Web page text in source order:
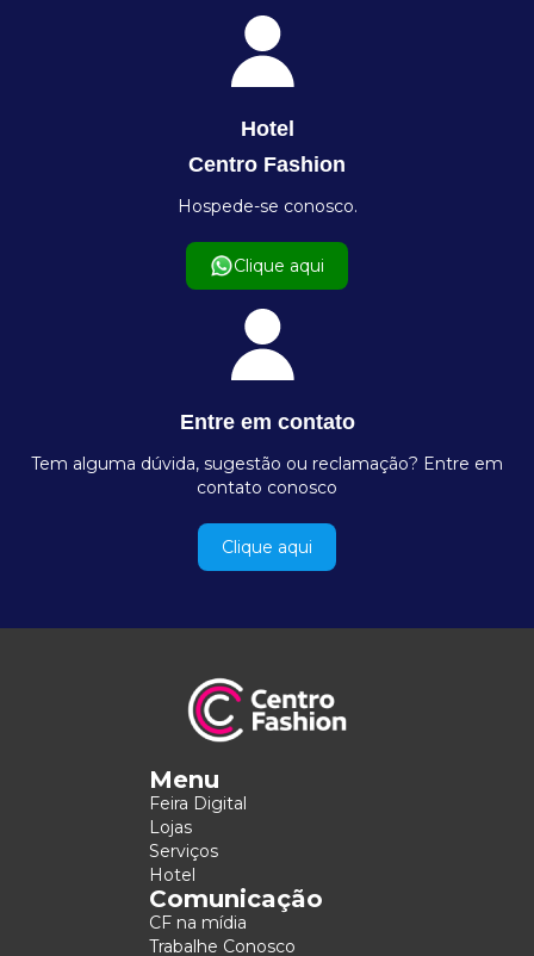
Hotel
Centro Fashion
Hospede-se conosco.
Clique aqui
Entre em contato
Tem alguma dúvida, sugestão ou reclamação? Entre em
contato conosco
Clique aqui
Menu
Feira Digital
Lojas
Serviços
Hotel
Comunicação
CF na mídia
Trabalhe Conosco